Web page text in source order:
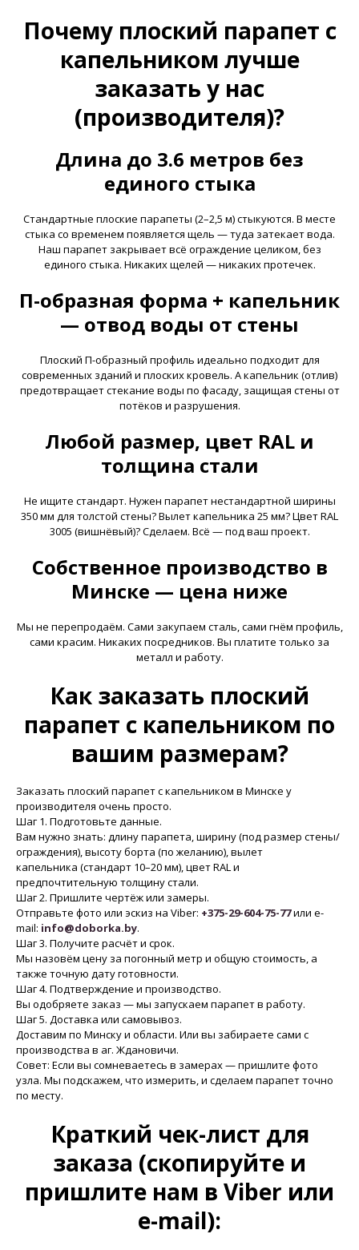
Почему плоский парапет с
капельником лучше
заказать у нас
(производителя)?
Длина до 3.6 метров без
единого стыка
Стандартные плоские парапеты (2–2,5 м) стыкуются. В месте
стыка со временем появляется щель — туда затекает вода.
Наш парапет закрывает всё ограждение целиком, без
единого стыка. Никаких щелей — никаких протечек.
П-образная форма + капельник
— отвод воды от стены
Плоский П-образный профиль идеально подходит для
современных зданий и плоских кровель. А капельник (отлив)
предотвращает стекание воды по фасаду, защищая стены от
потёков и разрушения.
Любой размер, цвет RAL и
толщина стали
Не ищите стандарт. Нужен парапет нестандартной ширины
350 мм для толстой стены? Вылет капельника 25 мм? Цвет RAL
3005 (вишнёвый)? Сделаем. Всё — под ваш проект.
Собственное производство в
Минске — цена ниже
Мы не перепродаём. Сами закупаем сталь, сами гнём профиль,
сами красим. Никаких посредников. Вы платите только за
металл и работу.
Как заказать плоский
парапет с капельником по
вашим размерам?
Заказать плоский парапет с капельником в Минске у
производителя очень просто.
Шаг 1. Подготовьте данные.
Вам нужно знать: длину парапета, ширину (под размер стены/
ограждения), высоту борта (по желанию), вылет
капельника (стандарт 10–20 мм), цвет RAL и
предпочтительную толщину стали.
Шаг 2. Пришлите чертёж или замеры.
Отправьте фото или эскиз на Viber: +375-29-604-75-77или e-
mail: info@doborka.by.
Шаг 3. Получите расчёт и срок.
Мы назовём цену за погонный метр и общую стоимость, а
также точную дату готовности.
Шаг 4. Подтверждение и производство.
Вы одобряете заказ — мы запускаем парапет в работу.
Шаг 5. Доставка или самовывоз.
Доставим по Минску и области. Или вы забираете сами с
производства в аг. Ждановичи.
Совет: Если вы сомневаетесь в замерах — пришлите фото
узла. Мы подскажем, что измерить, и сделаем парапет точно
по месту.
Краткий чек-лист для
заказа (скопируйте и
пришлите нам в Viber или
e-mail):